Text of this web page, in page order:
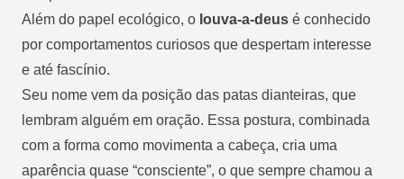
Além do papel ecológico, o louva-a-deus é conhecido
por comportamentos curiosos que despertam interesse
e até fascínio.
Seu nome vem da posição das patas dianteiras, que
lembram alguém em oração. Essa postura, combinada
com a forma como movimenta a cabeça, cria uma
aparência quase “consciente”, o que sempre chamou a